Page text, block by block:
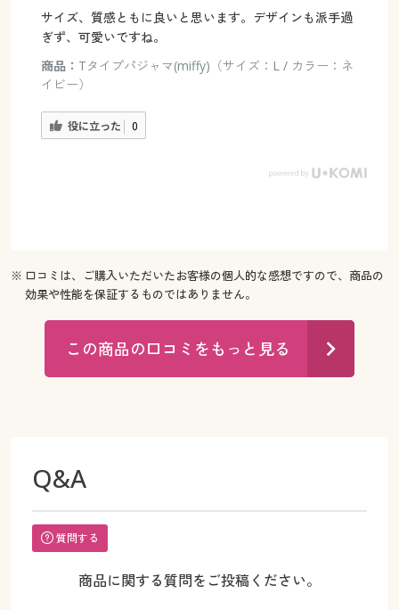
サイズ、質感ともに良いと思います。デザインも派手過
ぎず、可愛いですね。
商品： Tタイプパジャマ(miffy)（サイズ：L / カラー：ネ
イビー）
役に立った 0
※ 口コミは、ご購入いただいたお客様の個人的な感想ですので、商品の
効果や性能を保証するものではありません。
この商品の口コミをもっと見る
Q&A
質問する
商品に関する質問をご投稿ください。